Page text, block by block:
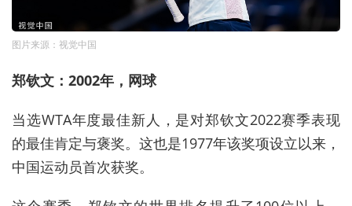
图片来源：视觉中国
郑钦文：2002年，网球
当选WTA年度最佳新人，是对郑钦文2022赛季表现
的最佳肯定与褒奖。这也是1977年该奖项设立以来，
中国运动员首次获奖。